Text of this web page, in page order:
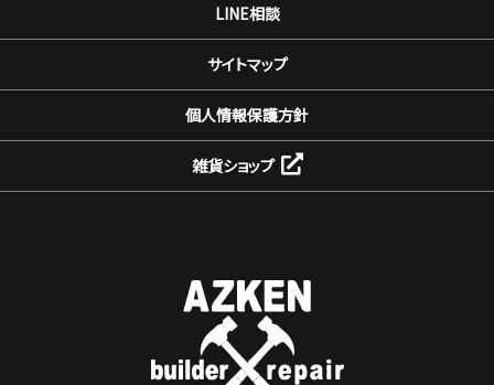
LINE相談
サイトマップ
個人情報保護方針
雑貨ショップ